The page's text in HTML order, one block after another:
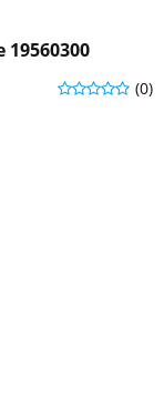
(0)